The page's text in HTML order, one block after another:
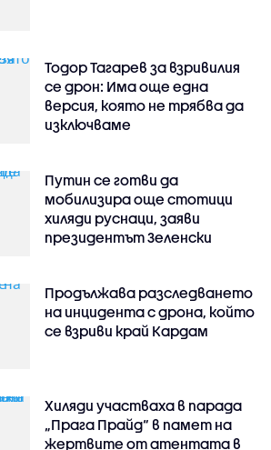
Тодор Тагарев за взривилия
се дрон: Има още една
версия, която не трябва да
изключваме
Путин се готви да
мобилизира още стотици
хиляди руснаци, заяви
президентът Зеленски
Продължава разследването
на инцидента с дрона, който
се взриви край Кардам
Хиляди участваха в парада
„Прага Прайд“ в памет на
жертвите от атентата в